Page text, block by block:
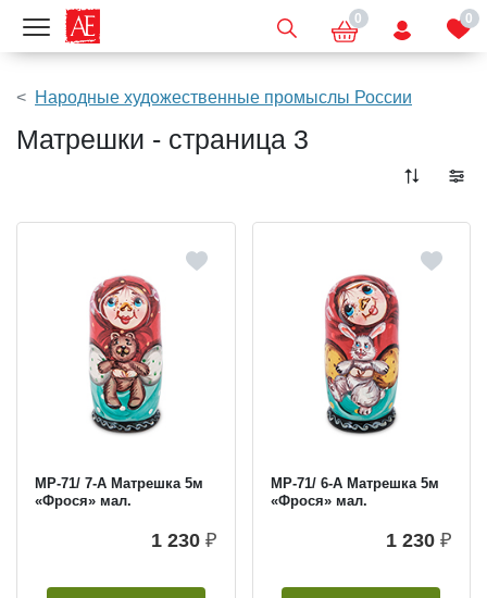
Показать меню 0 0
Народные художественные промыслы России
Матрешки - страница 3
МР-71/ 7-A Матрешка 5м
«Фрося» мал.
1 230 ₽
МР-71/ 6-А Матрешка 5м
«Фрося» мал.
1 230 ₽